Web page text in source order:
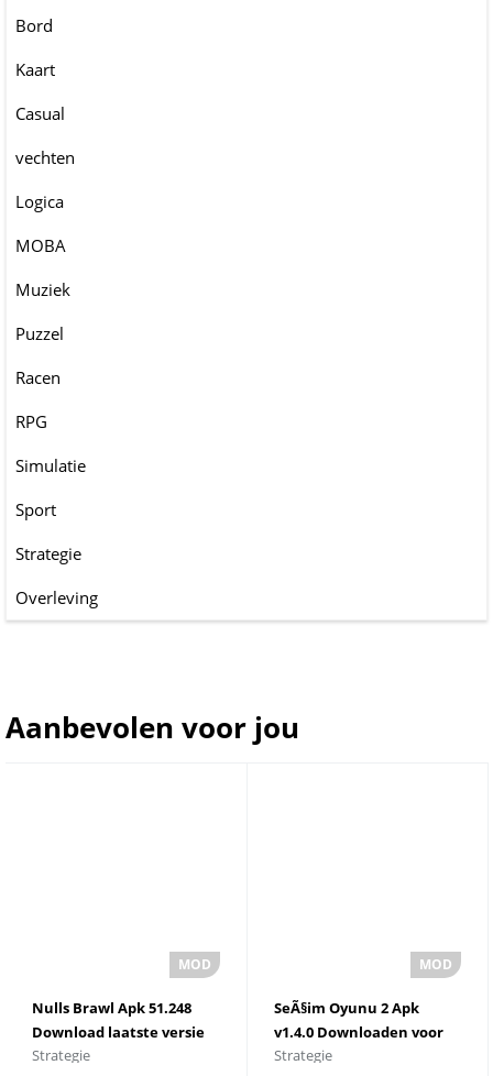
Bord
Kaart
Casual
vechten
Logica
MOBA
Muziek
Puzzel
Racen
RPG
Simulatie
Sport
Strategie
Overleving
Aanbevolen voor jou
Nulls Brawl Apk 51.248
Download laatste versie
Strategie
SeÃ§im Oyunu 2 Apk
v1.4.0 Downloaden voor
Android
Strategie